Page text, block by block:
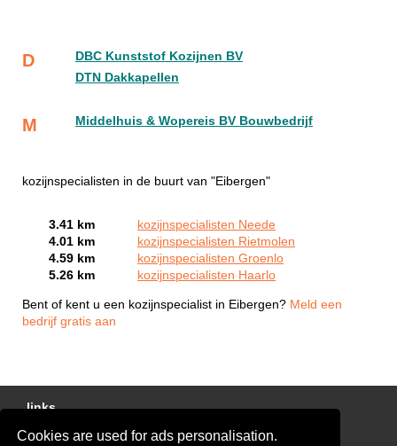
Cookies are used for ads personalisation.
D
DBC Kunststof Kozijnen BV
DTN Dakkapellen
M Middelhuis & Wopereis BV Bouwbedrijf
kozijnspecialisten in de buurt van "Eibergen"
3.41 km
kozijnspecialisten Neede
4.01 km
kozijnspecialisten Rietmolen
4.59 km
kozijnspecialisten Groenlo
5.26 km
kozijnspecialisten Haarlo
Bent of kent u een kozijnspecialist in Eibergen? Meld een
bedrijf gratis aan
links
Gratis Offertes Vergelijken